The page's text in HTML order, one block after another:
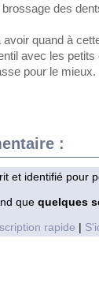
des
avoir quand à
avec les petits
pour le mieux.
:
et identifié pour
que quelques
rapide |